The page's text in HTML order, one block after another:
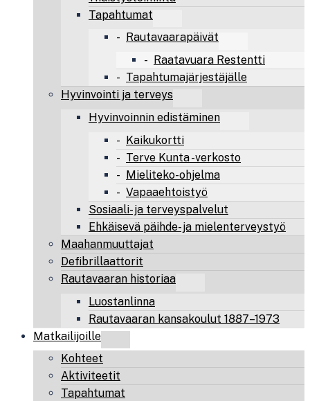
Tapahtumat
Rautavaarapäivät
Raatavuara Restentti
Tapahtumajärjestäjälle
Hyvinvointi ja terveys
Hyvinvoinnin edistäminen
Kaikukortti
Terve Kunta -verkosto
Mieliteko-ohjelma
Vapaaehtoistyö
Sosiaali- ja terveyspalvelut
Ehkäisevä päihde- ja mielenterveystyö
Maahanmuuttajat
Defibrillaattorit
Rautavaaran historiaa
Luostanlinna
Rautavaaran kansakoulut 1887–1973
Matkailijoille
Kohteet
Aktiviteetit
Tapahtumat